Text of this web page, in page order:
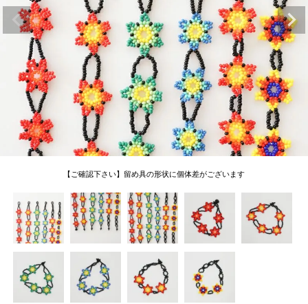
【ご確認下さい】留め具の形状に個体差がございます